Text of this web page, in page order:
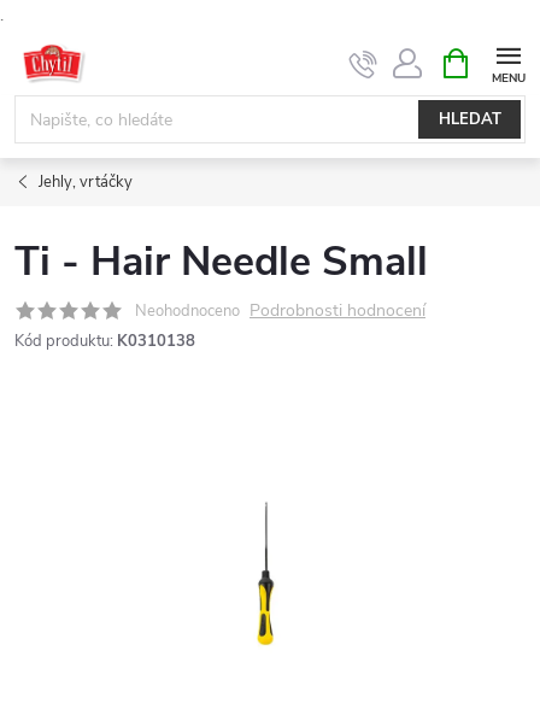
.
obsah
HLEDAT
NÁKUPNÍ
KOŠÍK
Jehly, vrtáčky
Ti - Hair Needle Small
Neohodnoceno Podrobnosti hodnocení
Kód produktu: K0310138